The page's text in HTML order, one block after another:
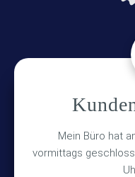
Mein Büro hat
vormittags